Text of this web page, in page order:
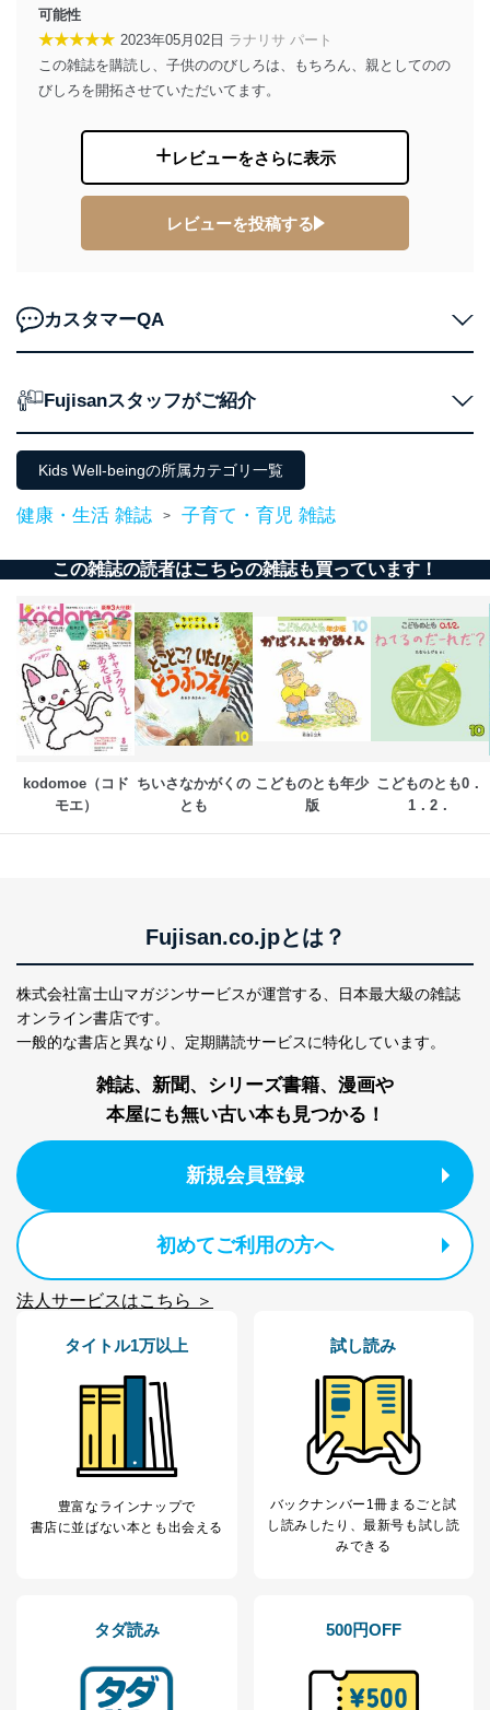
株式会社富士山マガジンサービス 個人情報問い合わせ
係
FAX：03-5459-7073
改訂：2025年2月20日
株式会社富士山マガジンサービス
代表取締役会長 西野 伸一郎
個人情報の取扱いについて
当社は以下の個人情報保護管理者を設置し、個人情報保
護管理者の責任のもと、個人情報を取得・アクセス・利
東京都渋谷区南平台町16-11
株式会社富士山マガジンサービス
個人情報保護管理者: 経営管理グループディレクター 前
当社が取り扱う開示対象個人情報の利用目的は次のとお
No
個人情報の種類 利用目的
当社の定期購読サ
ービス等をご利用
購入商品の配送のため
商品代金回収のため
ｅメール等による商品、サービ
ス、キャンペーン等の広告の案内
のため
閲覧履歴や購買履歴等の情報を分
析して、趣味・嗜好に
広告のため
3
当社カスタマーQ＆
Aサービス利用者
カスタマーQ＆Aサイトの投稿内容
の確認のため
ｅメール等によるカスタマーQ＆A
サイトのサービス内容のご案内の
ス、キャンペーン等の広告に関す
採用応募者の方の
個人情報
採用選考、ご連絡のため
5
パートナー（提携
定期購読サービス
等をご利用の方の
個人情報
購入商品配送のため
ル等による商品、
サービス、キャンペーン等の広告
に関するご案内のため
SNS公式アカウン
トに登録された方
の個人情報
当社のサービス利用状況の把握お
お問い合わせ対応、トラブル対
その他当社のプライバシーポリシ
ー等にて公表する利用目的達成の
※上記の利用目的のうちNo.1～5については保有個人デ
ータ（開示対象個人情報）の利用目的であり、下記4.の
開示等のご請求に対応させていただきます。
なお、6、7については、パートナー（提携企業）様又は
３．個人情報の第三者提供について
本人の同意を得ることなく第三者に提供することはあり
ません。ただし、次の場合は除きます。
可能性
★★★★★ 2023年05月02日 ラナリサ パート
この雑誌を購読し、子供ののびしろは、もちろん、親としてのの
びしろを開拓させていただいてます。
レビューをさらに表示
レビューを投稿する
カスタマーQA
Fujisanスタッフがご紹介
Kids Well-beingの所属カテゴリ一覧
健康・生活 雑誌 > 子育て・育児 雑誌
この雑誌の読者はこちらの雑誌も買っています！
kodomoe（コド
モエ）
ちいさなかがくの
とも
こどものとも年少
版
こどものとも0．
1．2．
Fujisan.co.jpとは？
株式会社富士山マガジンサービスが運営する、
日本最大級の雑誌
オンライン書店です。
一般的な書店と異なり、 定期購読サービスに特化しています。
雑誌、新聞、シリーズ書籍、漫画や
本屋にも無い古い本も見つかる！
新規会員登録
初めてご利用の方へ
法人サービスはこちら ＞
タイトル1万以上
豊富なラインナップで
書店に並ばない本とも出会える
試し読み
バックナンバー1冊まるごと試
し読み したり、最新号も試し読
みできる
タダ読み 500円OFF